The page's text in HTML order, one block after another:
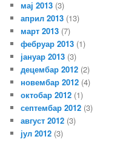
мај 2013 (3)
април 2013 (13)
март 2013 (7)
фебруар 2013 (1)
јануар 2013 (3)
децембар 2012 (2)
новембар 2012 (4)
октобар 2012 (1)
септембар 2012 (3)
август 2012 (3)
јул 2012 (3)